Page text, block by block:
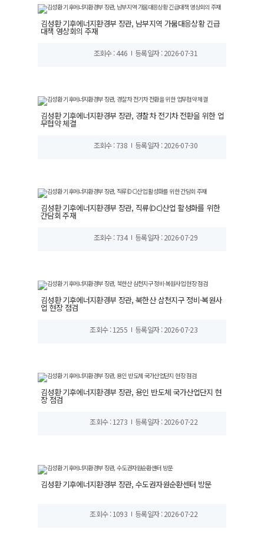
김성환 기후에너지환경부 장관, 남부지역 가뭄대응상황 긴급
대책 영상회의 주재
조회수 : 446 등록일자 : 2026-07-31
김성환 기후에너지환경부 장관, 경찰차 전기차 전환을 위한 업
무협약 체결
조회수 : 738 등록일자 : 2026-07-30
김성환 기후에너지환경부 장관, 직류(DC)산업 활성화를 위한
간담회 주재
조회수 : 734 등록일자 : 2026-07-29
김성환 기후에너지환경부 장관, 북한산 삼천지구 정비·복원사
업 현장 점검
조회수 : 1255 등록일자 : 2026-07-23
김성환 기후에너지환경부 장관, 용인 반도체 국가산업단지 현
장 점검
조회수 : 1273 등록일자 : 2026-07-22
김성환 기후에너지환경부 장관, 수도권자원순환센터 방문
조회수 : 1093 등록일자 : 2026-07-22